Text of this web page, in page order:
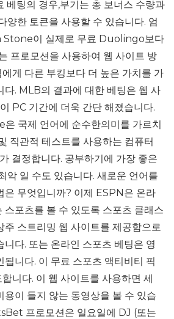
베팅의 경우,부기는 총 보너스 수량과
양한 토큰을 사용할 수 있습니다. 엄
Stone이 실제로 무료 Duolingo보다
프로모션을 사용하여 웹 사이트 방
게 다른 부킹보다 더 높은 가치를 가
다. MLB의 결과에 대한 베팅은 웹 사
PC 기간에 더욱 간단 해졌습니다.
국제 언어에 순수한의미를 가르치
직관적 테스트를 사용하는 컴퓨터
결정합니다. 공부하기에 가장 좋은
악 일 수도 있습니다. 새로운 언어를
은 무엇입니까? 이제 ESPN은 온라
스포츠를 볼 수 있도록 스포츠 클래스
주 스트리밍 웹 사이트를 제공함으로
다. 또는 온라인 스포츠 베팅은 영
됩니다. 이 무료 스포츠 액티비티 픽
니다. 이 웹 사이트를 사용하면 세
용이 들지 않는 동영상을 볼 수 있습
프로모션은 일요일에 DJ (또는